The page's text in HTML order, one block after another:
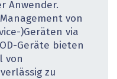
Anwender.
von
)Geräten via
Geräte bieten
von
zu